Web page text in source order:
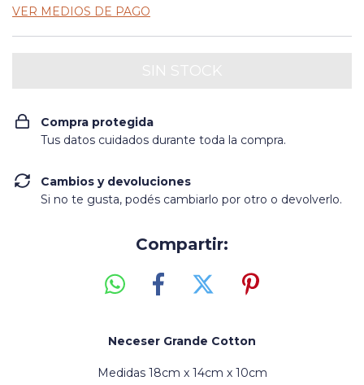
VER MEDIOS DE PAGO
Compra protegida
Tus datos cuidados durante toda la compra.
Cambios y devoluciones
Si no te gusta, podés cambiarlo por otro o devolverlo.
Compartir:
Neceser Grande Cotton
Medidas 18cm x 14cm x 10cm